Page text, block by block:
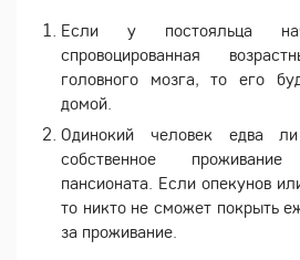
Если у постояльца
спровоцированная
головного мозга, то его
домой.
Одинокий человек едва
собственное
пансионата. Если опекунов
то никто не сможет покрыть
за проживание.